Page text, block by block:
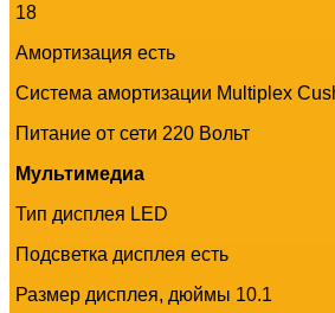
18
Амортизация есть
Система амортизации Multiplex
Питание от сети 220 Вольт
Мультимедиа
Тип дисплея LED
Подсветка дисплея есть
Размер дисплея, дюймы 10.1